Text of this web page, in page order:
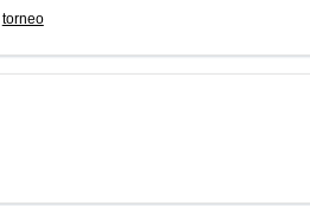
torneo